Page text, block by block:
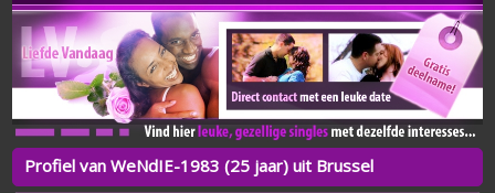
Profiel van WeNdIE-1983 (25 jaar) uit Brussel